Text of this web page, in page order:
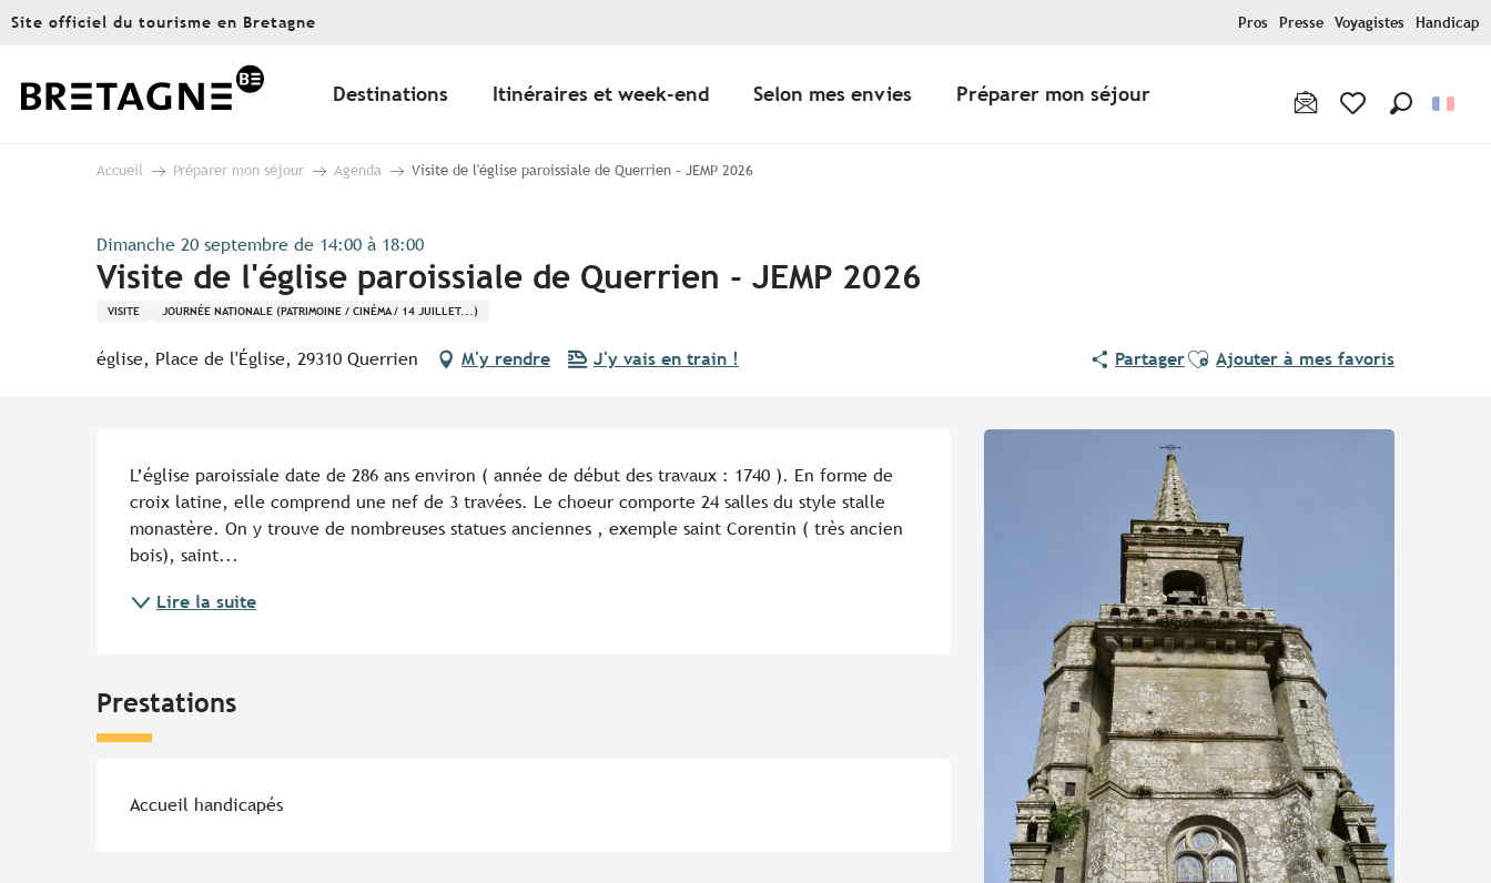
Aller
principal
Site officiel du tourisme en Bretagne Pros Presse Voyagistes Handicap
Destinations Itinéraires et week-end Selon mes envies Préparer mon séjour
Accueil Préparer mon séjour Agenda Visite de l'église paroissiale de Querrien - JEMP 2026
Dimanche 20 septembre de 14:00 à 18:00
Visite de l'église paroissiale de Querrien - JEMP 2026
VISITE JOURNÉE NATIONALE (PATRIMOINE / CINÉMA / 14 JUILLET...)
église, Place de l'Église, 29310 Querrien M'y rendre J'y vais en train ! PartagerAjouter aux favoris
Ajouter à mes favoris
L’église paroissiale date de 286 ans environ ( année de début des travaux : 1740 ). En forme de
croix latine, elle comprend une nef de 3 travées. Le choeur comporte 24 salles du style stalle
monastère. On y trouve de nombreuses statues anciennes , exemple saint Corentin ( très ancien
bois), saint...
Lire la suite
Prestations
Accueil handicapés